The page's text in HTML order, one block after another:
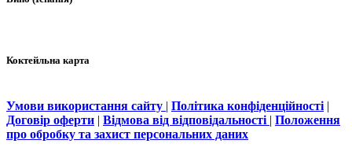
Коктейльна карта
Умови використання сайту | Політика конфіденційності |
Договір оферти | Відмова від відповідальності | Положення
про обробку та захист персональних даних